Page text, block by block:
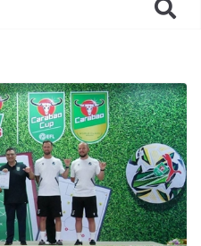
เพียงเพื่อก้าวเข้าสู่
นั้น แต่ยังเตรียมพวก
ผู้กำหนดอนาคต”
มพลังนักธุรกิจทั่ว
มใหญ่แห่งปี พบ CEO
ายทอดวิสัยทัศน์ธุรกิจ
ต “โชค รถแห่” ยกวง